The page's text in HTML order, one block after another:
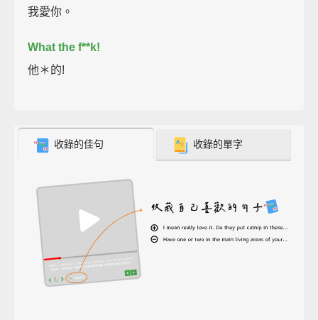
我愛你。
What the f**k!
他＊的!
收錄的佳句 收錄的單字